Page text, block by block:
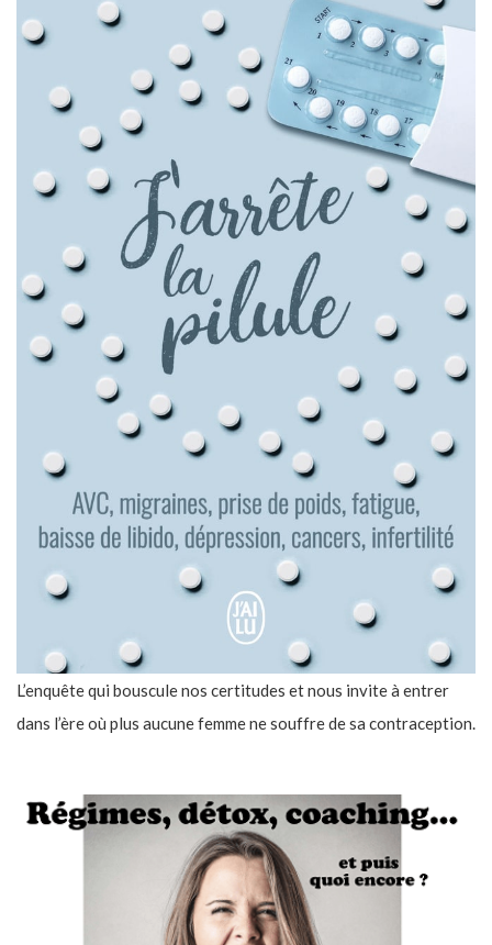
L’enquête qui bouscule nos certitudes et nous invite à entrer
dans l’ère où plus aucune femme ne souffre de sa contraception.